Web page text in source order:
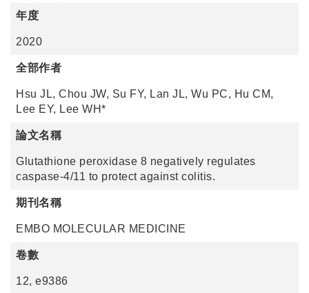
年度
2020
全部作者
Hsu JL, Chou JW, Su FY, Lan JL, Wu PC, Hu CM,
Lee EY, Lee WH*
論文名稱
Glutathione peroxidase 8 negatively regulates
caspase-4/11 to protect against colitis.
期刊名稱
EMBO MOLECULAR MEDICINE
卷數
12, e9386